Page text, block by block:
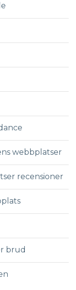
webbplatser
recensioner
brud